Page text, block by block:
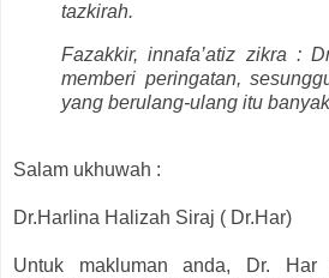
tazkirah.
Fazakkir, innafa’atiz zikra :
memberi peringatan,
yang berulang-ulang itu
Salam ukhuwah :
Dr.Harlina Halizah Siraj ( Dr.Har)
Untuk makluman anda, Dr. Har